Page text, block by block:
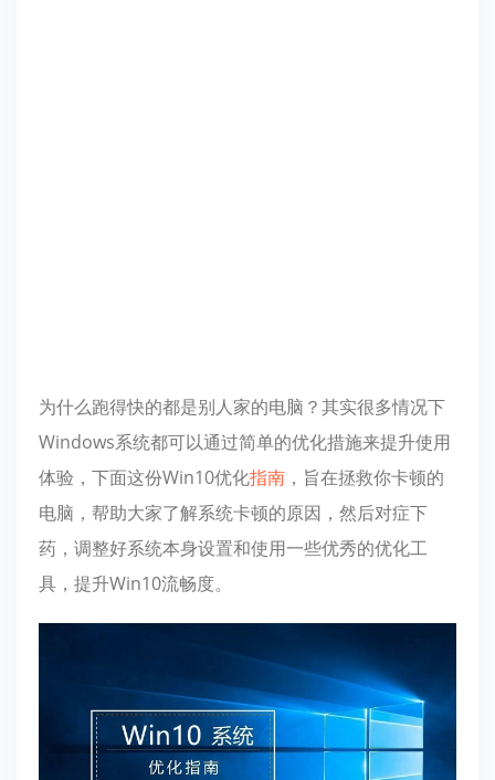
为什么跑得快的都是别人家的电脑？其实很多情况下
Windows系统都可以通过简单的优化措施来提升使用
体验，下面这份Win10优化指南 ，旨在拯救你卡顿的
电脑，帮助大家了解系统卡顿的原因，然后对症下
药，调整好系统本身设置和使用一些优秀的优化工
具，提升Win10流畅度。